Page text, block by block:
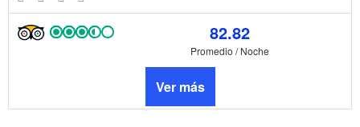
82.82
Promedio / Noche
Ver más